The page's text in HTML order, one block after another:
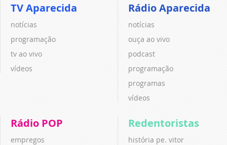
TV Aparecida
notícias
programação
tv ao vivo
vídeos
Rádio Aparecida
notícias
ouça ao vivo
podcast
programação
programas
vídeos
Rádio POP
empregos
Redentoristas
história pe. vitor